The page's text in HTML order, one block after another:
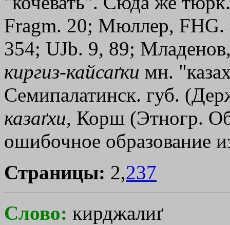
Fragm. 20; Мюллер, FHG.
354; UJb. 9, 89;
киргиз-кайсаґки мн.
Семипалатинск. губ.
казаґхи, Корш (Этногр.
ошибочное образование
Страницы: 2,237
Слово: кирджалиґ